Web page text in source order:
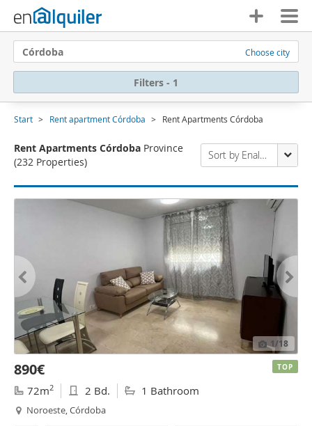
Córdoba Choose city
Filters - 1
Start Rent apartment Córdoba Rent Apartments Córdoba
Rent Apartments Córdoba Province
(232 Properties)
Sort by Enalquiler
1/18
890€
72m2 2 Bd. 1 Bathroom
Noroeste, Córdoba
TOP